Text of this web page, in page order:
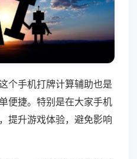
个手机打牌计算辅助也是
便捷。特别是在大家手机
提升游戏体验，避免影响